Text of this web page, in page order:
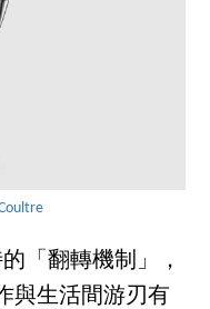
「翻轉機制」，
與生活間游刃有